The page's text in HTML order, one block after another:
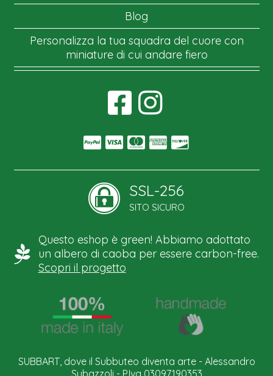
Blog
Personalizza la tua squadra del cuore con
miniature di cui andare fiero
SSL-256
SITO SICURO
Questo eshop è green! Abbiamo adottato
un albero di caoba per essere carbon-free.
Scopri il progetto
SUBBART, dove il Subbuteo diventa arte - Alessandro
Subazzoli - P.Iva 03097190353